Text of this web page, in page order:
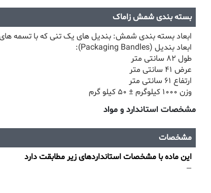
بسته بندی شمش زاماک
ابعاد بسته بندی شمش: بندیل های یک تنی که با تسمه
ابعاد بندیل (Packaging Bandles):
طول ۸۲ سانتی متر
عرض ۴۱ سانتی متر
ارتفاع ۶۱ سانتی متر
وزن ۱۰۰۰ کیلوگرم ± ۵۰ کیلو گرم
مشخصات استاندارد و مواد
مشخصات
این ماده با مشخصات استانداردهای زیر مطابقت دارد
—